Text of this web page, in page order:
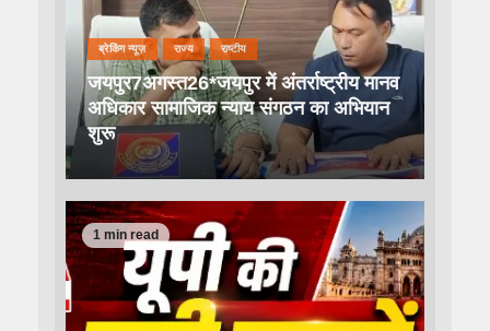
ब्रेकिंग न्यूज़ राज्य राष्टीय
जयपुर7अगस्त26*जयपुर में अंतर्राष्ट्रीय मानव
अधिकार सामाजिक न्याय संगठन का अभियान
शुरू
1 min read